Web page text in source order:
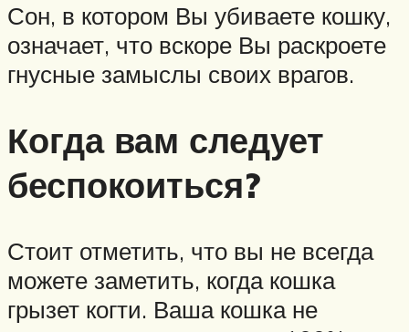
Сон, в котором Вы убиваете кошку,
означает, что вскоре Вы раскроете
гнусные замыслы своих врагов.
Когда вам следует
беспокоиться?
Стоит отметить, что вы не всегда
можете заметить, когда кошка
грызет когти. Ваша кошка не